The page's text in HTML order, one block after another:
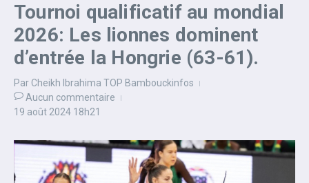
Tournoi qualificatif au mondial
2026: Les lionnes dominent
d’entrée la Hongrie (63-61).
Par Cheikh Ibrahima TOP Bambouckinfos
Aucun commentaire
19 août 2024 18h21